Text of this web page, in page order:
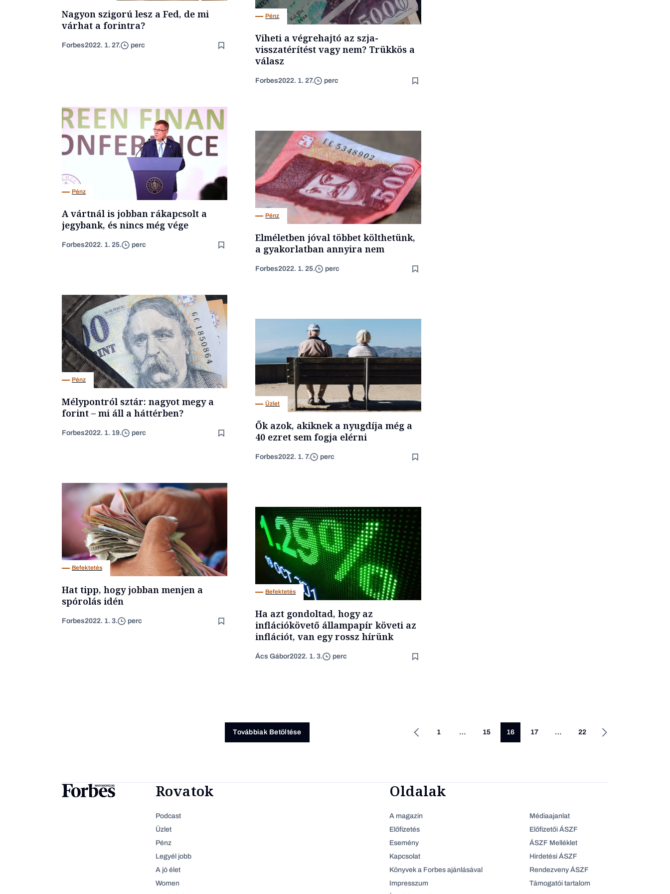
Nagyon szigorú lesz a Fed, de mi
várhat a forintra?
Forbes2022. 1. 27. perc
Pénz
Viheti a végrehajtó az szja-
visszatérítést vagy nem? Trükkös a
válasz
Forbes2022. 1. 27. perc
Pénz
A vártnál is jobban rákapcsolt a
jegybank, és nincs még vége
Forbes2022. 1. 25. perc
Pénz
Elméletben jóval többet költhetünk,
a gyakorlatban annyira nem
Forbes2022. 1. 25. perc
Pénz
Mélypontról sztár: nagyot megy a
forint – mi áll a háttérben?
Forbes2022. 1. 19. perc
Üzlet
Ők azok, akiknek a nyugdíja még a
40 ezret sem fogja elérni
Forbes2022. 1. 7. perc
Befektetés
Hat tipp, hogy jobban menjen a
spórolás idén
Forbes2022. 1. 3. perc
Befektetés
Ha azt gondoltad, hogy az
inflációkövető állampapír követi az
inflációt, van egy rossz hírünk
Ács Gábor2022. 1. 3. perc
Továbbiak Betöltése 1 … 15 16 17 … 22
Rovatok
Podcast
Üzlet
Pénz
Legyél jobb
A jó élet
Women
Oldalak
A magazin
Előfizetés
Esemény
Kapcsolat
Könyvek a Forbes ajánlásával
Impresszum
Médiaajanlat
Előfizetői ÁSZF
ÁSZF Melléklet
Hirdetési ÁSZF
Rendezveny ÁSZF
Támogatói tartalom